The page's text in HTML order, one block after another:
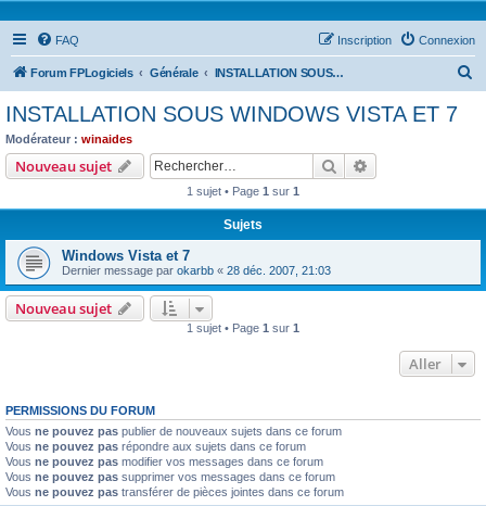
FAQ Connexion
Inscription
Forum FPLogiciels Générale INSTALLATION SOUS WINDOWS VISTA ET 7
INSTALLATION SOUS WINDOWS VISTA ET 7
Modérateur : winaides
Nouveau sujet Rechercher
1 sujet • Page 1 sur 1
Sujets
Windows Vista et 7
Dernier message par okarbb « 28 déc. 2007, 21:03
Nouveau sujet
1 sujet • Page 1 sur 1
Aller
PERMISSIONS DU FORUM
Vous ne pouvez pas publier de nouveaux sujets dans ce forum
Vous ne pouvez pas répondre aux sujets dans ce forum
Vous ne pouvez pas modifier vos messages dans ce forum
Vous ne pouvez pas supprimer vos messages dans ce forum
Vous ne pouvez pas transférer de pièces jointes dans ce forum